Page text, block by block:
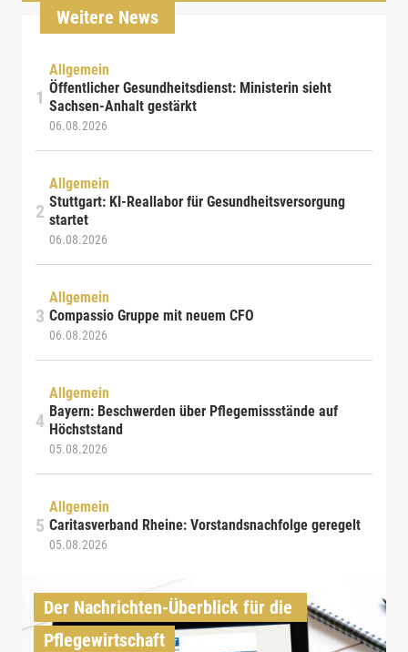
Weitere News
Allgemein
Öffentlicher Gesundheitsdienst: Ministerin sieht
Sachsen-Anhalt gestärkt
06.08.2026
Allgemein
Stuttgart: KI-Reallabor für Gesundheitsversorgung
startet
06.08.2026
Allgemein
Compassio Gruppe mit neuem CFO
06.08.2026
Allgemein
Bayern: Beschwerden über Pflegemissstände auf
Höchststand
05.08.2026
Allgemein
Caritasverband Rheine: Vorstandsnachfolge geregelt
05.08.2026
Der Nachrichten-Überblick für die
Pflegewirtschaft